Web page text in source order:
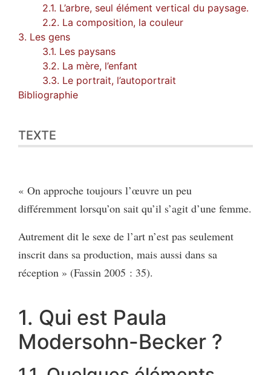
2.1. L’arbre, seul élément vertical du paysage.
2.2. La composition, la couleur
3. Les gens
3.1. Les paysans
3.2. La mère, l’enfant
3.3. Le portrait, l’autoportrait
Bibliographie
TEXTE
« On approche toujours l’œuvre un peu
différemment lorsqu’on sait qu’il s’agit d’une femme.
Autrement dit le sexe de l’art n’est pas seulement
inscrit dans sa production, mais aussi dans sa
réception » (Fassin 2005 : 35).
1. Qui est Paula
Modersohn-Becker ?